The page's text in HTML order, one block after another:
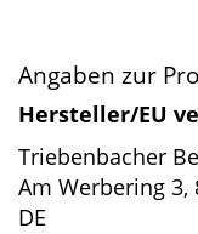
Angaben zur
Hersteller/EU
Triebenbacher
Am Werbering 3,
DE